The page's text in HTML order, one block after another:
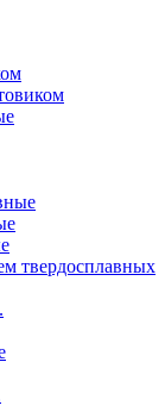
твердосплавных